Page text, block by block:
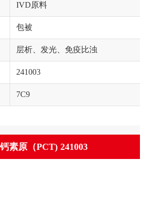
IVD原料
包被
层析、发光、免疫比浊
241003
7C9
素原（PCT) 241003